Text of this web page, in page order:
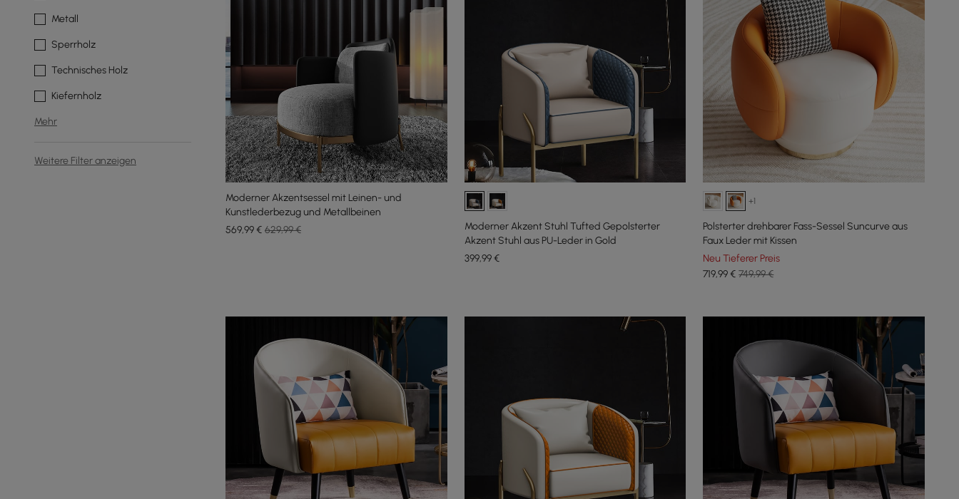
Metall
Sperrholz
Technisches Holz
Kiefernholz
Mehr
Weitere Filter anzeigen
Moderner Akzentsessel mit Leinen- und
Kunstlederbezug und Metallbeinen
569,99€ 629,99 €
Moderner Akzent Stuhl Tufted Gepolsterter
Akzent Stuhl aus PU-Leder in Gold
399,99€
+1
Polsterter drehbarer Fass-Sessel Suncurve aus
Faux Leder mit Kissen
Neu Tieferer Preis
719,99€ 749,99 €